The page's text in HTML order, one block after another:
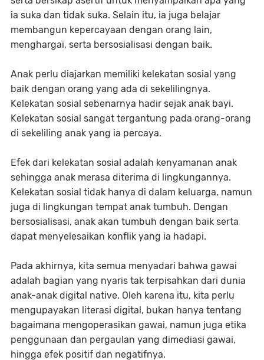
ia suka dan tidak suka. Selain itu, ia juga belajar
membangun kepercayaan dengan orang lain,
menghargai, serta bersosialisasi dengan baik.
Anak perlu diajarkan memiliki kelekatan sosial yang
baik dengan orang yang ada di sekelilingnya.
Kelekatan sosial sebenarnya hadir sejak anak bayi.
Kelekatan sosial sangat tergantung pada orang-orang
di sekeliling anak yang ia percaya.
Efek dari kelekatan sosial adalah kenyamanan anak
sehingga anak merasa diterima di lingkungannya.
Kelekatan sosial tidak hanya di dalam keluarga, namun
juga di lingkungan tempat anak tumbuh. Dengan
bersosialisasi, anak akan tumbuh dengan baik serta
dapat menyelesaikan konflik yang ia hadapi.
Pada akhirnya, kita semua menyadari bahwa gawai
adalah bagian yang nyaris tak terpisahkan dari dunia
anak-anak digital native. Oleh karena itu, kita perlu
mengupayakan literasi digital, bukan hanya tentang
bagaimana mengoperasikan gawai, namun juga etika
penggunaan dan pergaulan yang dimediasi gawai,
hingga efek positif dan negatifnya.